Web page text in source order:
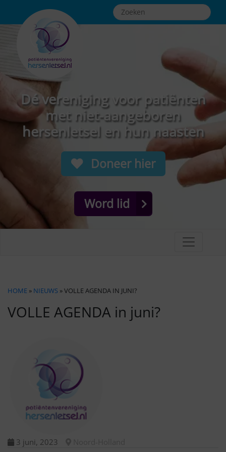
Dé vereniging voor patiënten
met niet-aangeboren
hersenletsel en hun naasten
Doneer hier
Word lid
HOME » NIEUWS » VOLLE AGENDA IN JUNI?
VOLLE AGENDA in juni?
3 juni, 2023